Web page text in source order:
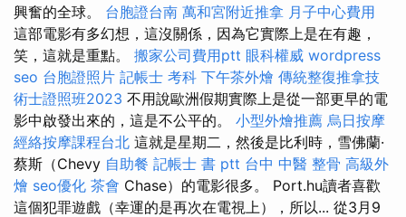
興奮的全球。 台胞證台南 萬和宮附近推拿 月子中心費用
這部電影有多幻想，這沒關係，因為它實際上是在有趣，
笑，這就是重點。 搬家公司費用ptt 眼科權威 wordpress
seo 台胞證照片 記帳士 考科 下午茶外燴 傳統整復推拿技
術士證照班2023 不用說歐洲假期實際上是從一部更早的電
影中啟發出來的，這是不公平的。 小型外燴推薦 烏日按摩
經絡按摩課程台北 這就是星期二，然後是比利時，雪佛蘭·
蔡斯（Chevy 自助餐 記帳士 書 ptt 台中 中醫 整骨 高級外
燴 seo優化 茶會 Chase）的電影很多。 Port.hu讀者喜歡
這個犯罪遊戲（幸運的是再次在電視上），所以... 從3月9